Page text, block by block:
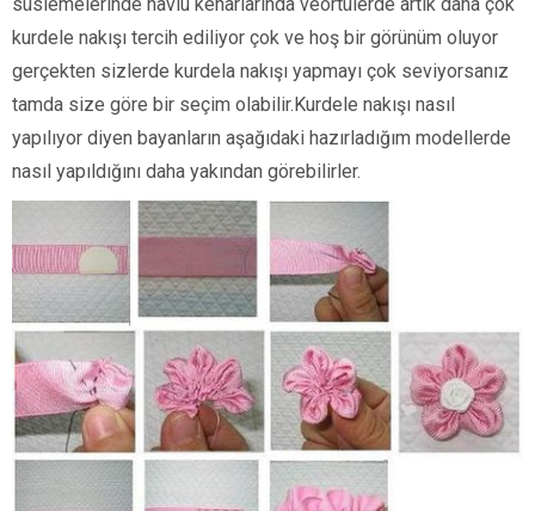
kurdele nakışı tercih ediliyor çok ve hoş bir görünüm oluyor
gerçekten sizlerde kurdela nakışı yapmayı çok seviyorsanız
tamda size göre bir seçim olabilir.Kurdele nakışı nasıl
yapılıyor diyen bayanların aşağıdaki hazırladığım modellerde
nasıl yapıldığını daha yakından görebilirler.